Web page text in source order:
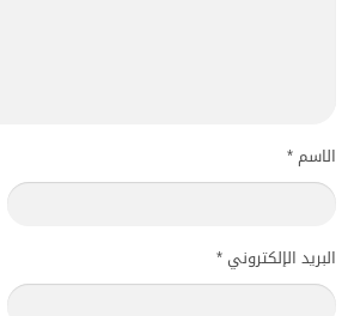
الاسم*
البريد الإلكتروني *